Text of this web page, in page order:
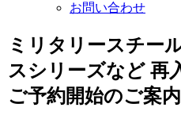
お問い合わせ
ミリタリースチー
スシリーズなど 再
ご予約開始のご案内